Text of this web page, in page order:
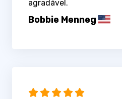
agradável.
Bobbie Menneg